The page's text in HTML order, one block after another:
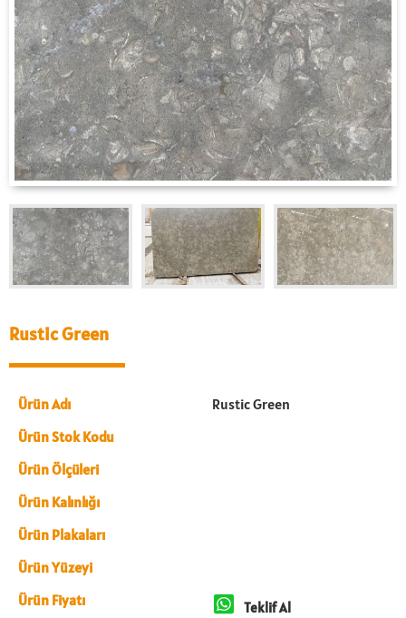
Rustic Green
Ürün Adı
Rustic Green
Ürün Stok Kodu
Ürün Ölçüleri
Ürün Kalınlığı
Ürün Plakaları
Ürün Yüzeyi
Ürün Fiyatı
Teklif Al